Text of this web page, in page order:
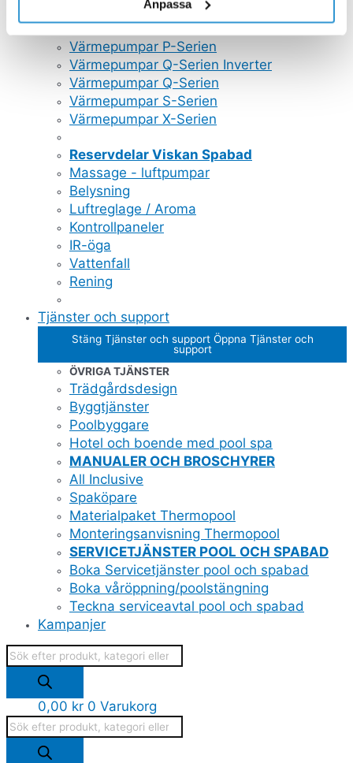
Anpassa
GULLBERG JANSSON VÄRMEPUMPAR
Värmepumpar P-Serien
Värmepumpar Q-Serien Inverter
Värmepumpar Q-Serien
Värmepumpar S-Serien
Värmepumpar X-Serien
Reservdelar Viskan Spabad
Massage - luftpumpar
Belysning
Luftreglage / Aroma
Kontrollpaneler
IR-öga
Vattenfall
Rening
Tjänster och support
Stäng Tjänster och support Öppna Tjänster och
support
ÖVRIGA TJÄNSTER
Trädgårdsdesign
Byggtjänster
Poolbyggare
Hotel och boende med pool spa
MANUALER OCH BROSCHYRER
All Inclusive
Spaköpare
Materialpaket Thermopool
Monteringsanvisning Thermopool
SERVICETJÄNSTER POOL OCH SPABAD
Boka Servicetjänster pool och spabad
Boka våröppning/poolstängning
Teckna serviceavtal pool och spabad
Kampanjer
0,00 kr 0 Varukorg